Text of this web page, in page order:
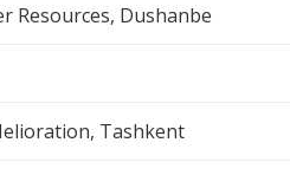
Resources, Dushanbe
Tashkent